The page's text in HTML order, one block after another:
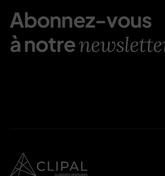
Abonnez-vous
à notre